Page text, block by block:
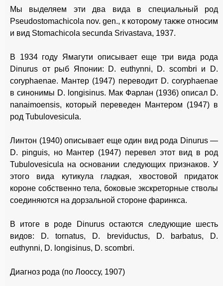
Мы выделяем эти два вида в специальный род
Pseudostomachicola nov. gen., к которому также относим
и вид Stomachicola secunda Srivastava, 1937.
В 1934 году Ямагути описывает еще три вида рода
Dinurus от рыб Японии: D. euthynni, D. scombri и D.
coryphaenae. Мантер (1947) переводит D. coryphaenae
в синонимы D. longisinus. Мак Фарлан (1936) описал D.
nanaimoensis, который переведен Мантером (1947) в
род Tubulovesicula.
Линтон (1940) описывает еще один вид рода Dinurus —
D. pinguis, но Мантер (1947) перевел этот вид в род
Tubulovesicula на основании следующих признаков. У
этого вида кутикула гладкая, хвостовой придаток
короне собственно тела, боковые экскреторные стволы
соединяются на дорзальной стороне фаринкса.
В итоге в роде Dinurus остаются следующие шесть
видов: D. tornatus, D. breviductus, D. barbatus, D.
euthynni, D. longisinus, D. scombri.
Диагноз рода (по Лооссу, 1907)